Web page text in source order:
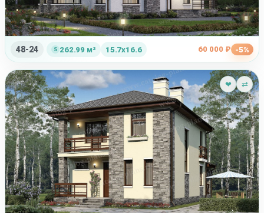
48-24 262.99 м² 15.7x16.6 60 000 ₽ -5%
❤ ⇄